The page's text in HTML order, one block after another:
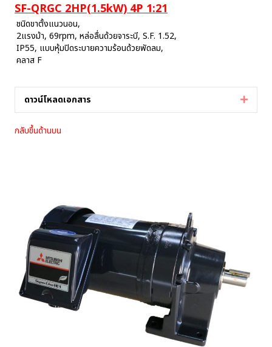
SF-QRGC 2HP(1.5kW) 4P 1:21
ชนิดขาตั้งแนวนอน,
2แรงม้า, 69rpm, หล่อลื่นด้วยจาระบี, S.F. 1.52,
IP55, แบบหุ้มปิดระบายความร้อนด้วยพัดลม,
คลาส F
ดาวน์โหลดเอกสาร
กลับขึ้นด้านบน